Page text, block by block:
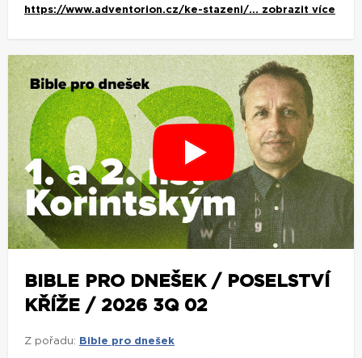
https://www.adventorion.cz/ke-stazeni/... zobrazit více
BIBLE PRO DNEŠEK / POSELSTVÍ
KŘÍŽE / 2026 3Q 02
Z pořadu: Bible pro dnešek